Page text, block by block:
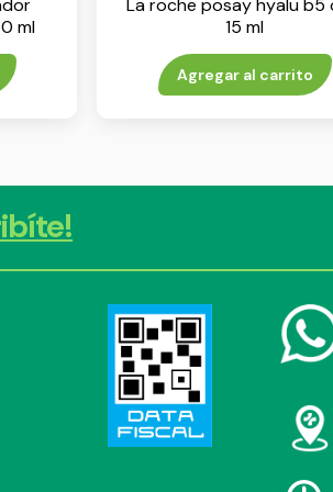
ml
La roche posay hyalu b5
15 ml
Agregar al carrito